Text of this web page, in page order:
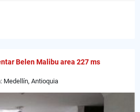
Belen Malibu area 227 ms
Medellín, Antioquia